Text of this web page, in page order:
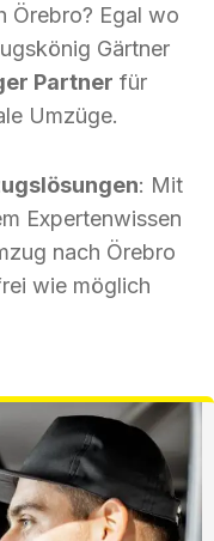
Örebro? Egal wo
Gärtner
Partner für
Umzüge.
: Mit
Expertenwissen
nach Örebro
wie möglich